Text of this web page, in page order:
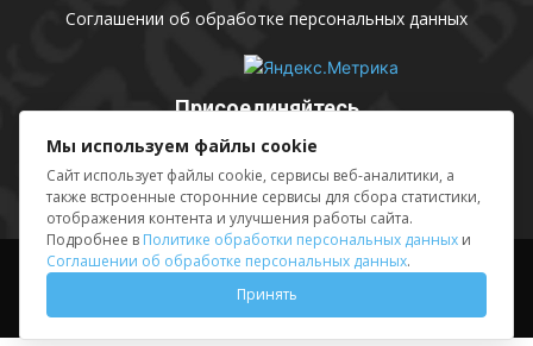
Соглашении об обработке персональных данных
Присоединяйтесь
Выходные данные Sing in
© АМУ «Редакция газеты «Волжская правда», 2012-2026
Мы используем файлы cookie
Сайт использует файлы cookie, сервисы веб-аналитики, а
также встроенные сторонние сервисы для сбора статистики,
отображения контента и улучшения работы сайта.
Подробнее в Политике обработки персональных данных и
Соглашении об обработке персональных данных.
Принять